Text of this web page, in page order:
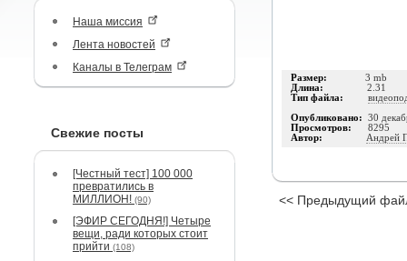
Наша миссия
Лента новостей
Каналы в Телеграм
Свежие посты
[Честный тест] 100 000
превратились в
МИЛЛИОН! (90)
[ЭФИР СЕГОДНЯ!] Четыре
вещи, ради которых стоит
прийти (108)
Размер: 3 mb
Длина: 2.31
Тип файла:
Опубликовано: 30
Просмотров: 8295
Автор: Андрей
<< Предыдущий